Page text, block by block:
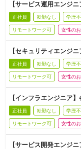
【サービス運用エンジ
正社員 転勤なし 学歴
リモートワーク可 女性の
【セキュリティエンジ
正社員 転勤なし 学歴
リモートワーク可 女性の
【インフラエンジニア
正社員 転勤なし 学歴
リモートワーク可 女性の
【サービス開発エンジ